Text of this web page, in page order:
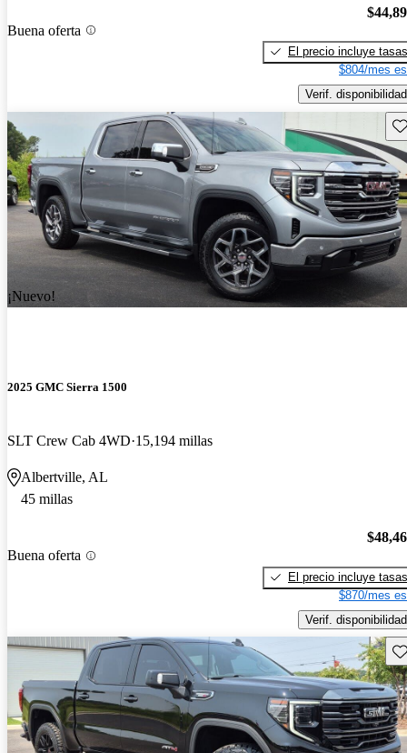
Buena oferta
El precio incluye tasas
$804/mes
Verif. disponibilidad
¡Nuevo!
2025 GMC Sierra 1500
SLT Crew Cab 4WD 15,194 millas
Albertville, AL
45 millas
Buena oferta
El precio incluye tasas
$870/mes
Verif. disponibilidad